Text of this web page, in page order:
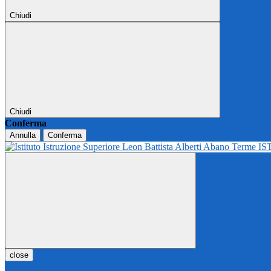
Chiudi
Chiudi
Conferma
Annulla Conferma
close